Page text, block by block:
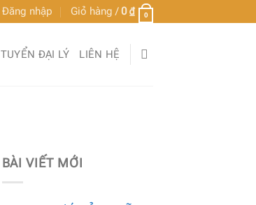
Đăng nhập Giỏ hàng /0₫ 0
TUYỂN ĐẠI LÝ LIÊN HỆ
BÀI VIẾT MỚI